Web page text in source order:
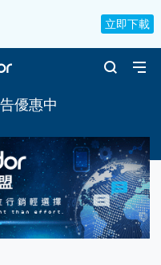
立即下載
優惠中